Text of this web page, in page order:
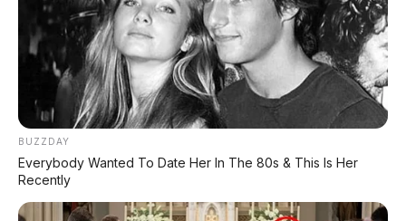
⚡ Leapmotor C10 Resmi Dipamerkan di
GIIAS 2026: MPV Listrik Cerdas dengan
800V Fast Charging
⚡ GAC Hyptec S600: SUV Listrik
Premium dengan Range 800 Km Siap
Hadir di Indonesia?
BUZZDAY
Everybody Wanted To Date Her In The 80s & This Is Her
Recently